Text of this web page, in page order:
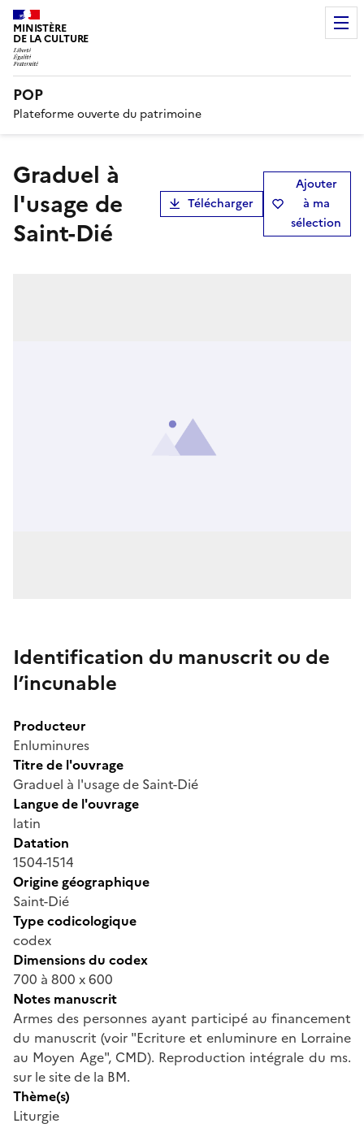
MINISTÈRE
DE LA CULTURE
POP
Plateforme ouverte du patrimoine
Graduel à
l'usage de
Saint-Dié
Télécharger
Ajouter
à ma
sélection
Identification du manuscrit ou de
l’incunable
Producteur
Enluminures
Titre de l'ouvrage
Graduel à l'usage de Saint-Dié
Langue de l'ouvrage
latin
Datation
1504-1514
Origine géographique
Saint-Dié
Type codicologique
codex
Dimensions du codex
700 à 800 x 600
Notes manuscrit
Armes des personnes ayant participé au financement
du manuscrit (voir "Ecriture et enluminure en Lorraine
au Moyen Age", CMD). Reproduction intégrale du ms.
sur le site de la BM.
Thème(s)
Liturgie